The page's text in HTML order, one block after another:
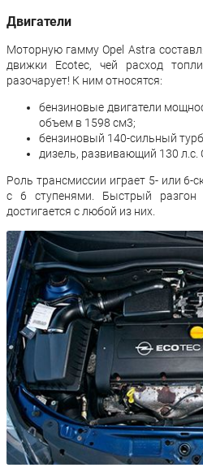
Двигатели
Моторную гамму Opel Astra
движки Ecotec, чей расход
разочарует! К ним относятся:
бензиновые двигатели
объем в 1598 см3;
бензиновый 140-сильный
дизель, развивающий 130 л.с.
Роль трансмиссии играет 5- или
с 6 ступенями. Быстрый
достигается с любой из них.